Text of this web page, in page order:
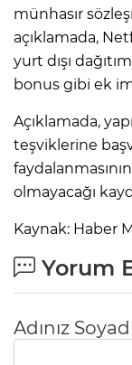
münhasır
açıklamada,
yurt dışı
bonus gibi ek
Açıklamada,
teşviklerine
olmayacağı
Kaynak: Haber
Yorum
Adınız